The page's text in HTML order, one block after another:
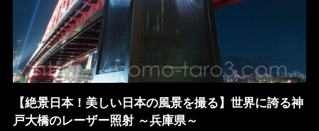
【絶景日本！美しい日本の風景を撮る】世界に誇る神
戸大橋のレーザー照射 ～兵庫県～